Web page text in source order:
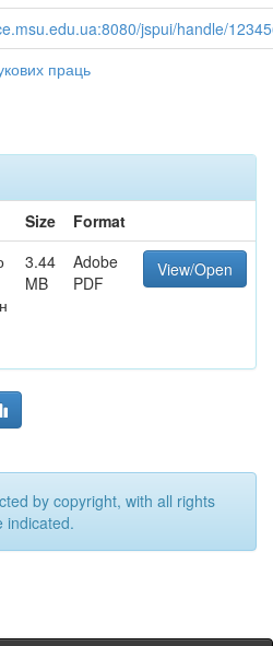
jspui/handle/
праць
Size
Format
3.44
MB
Adobe
PDF
View/Open
by copyright, with all rights
indicated.